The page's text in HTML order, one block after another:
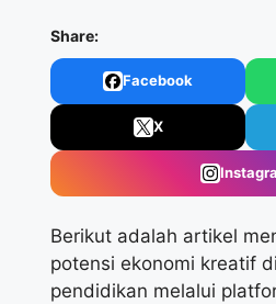
Share:
Facebook
X
Berikut adalah artikel
potensi ekonomi kreatif
pendidikan melalui